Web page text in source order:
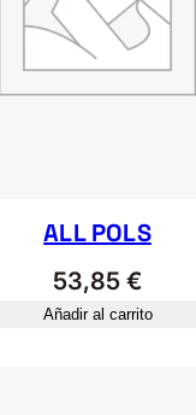
ALL POLS
53,85 €
Añadir al carrito